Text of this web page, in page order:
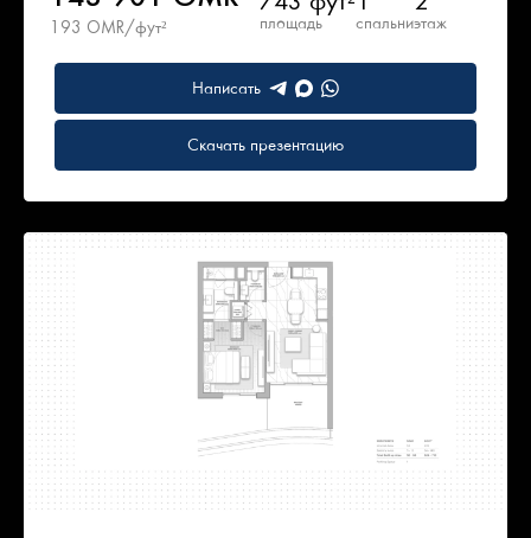
193 OMR/фут² площадь спальниэтаж
Написать
Скачать презентацию